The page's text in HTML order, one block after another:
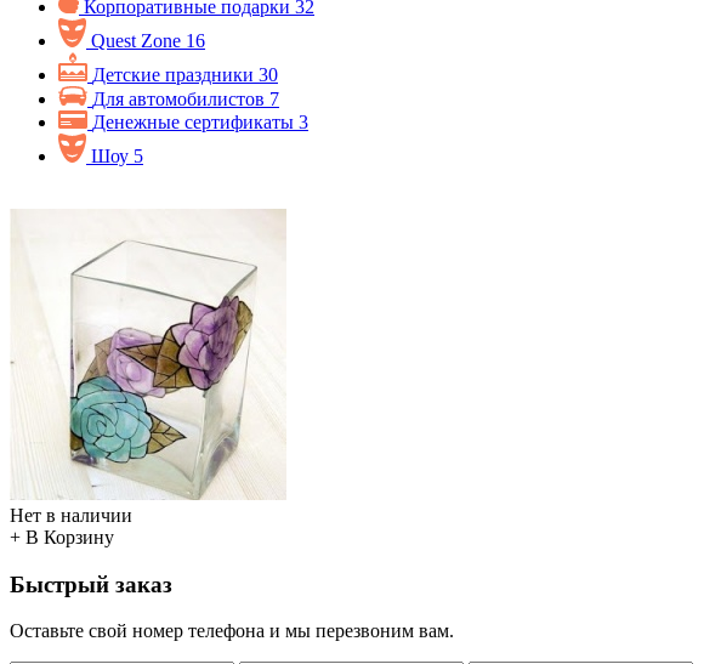
Корпоративные подарки 32
Quest Zone 16
Детские праздники 30
Для автомобилистов 7
Денежные сертификаты 3
Шоу 5
Нет в наличии
+ В Корзину
Быстрый заказ
Оставьте свой номер телефона и мы перезвоним вам.